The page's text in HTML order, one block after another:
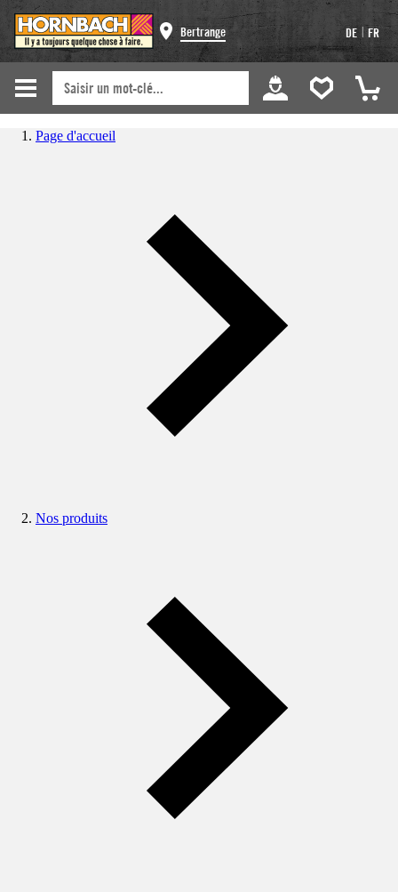
Bertrange DE | FR
Page d'accueil
Nos produits